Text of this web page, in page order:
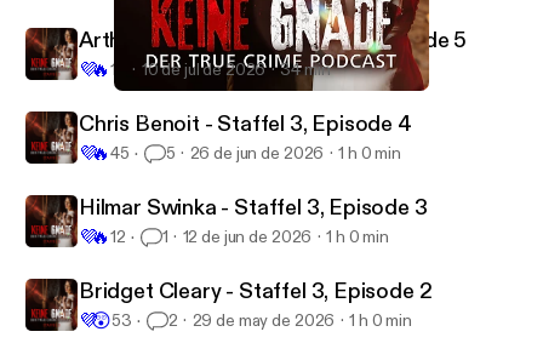
Keine Gnade
Arthur Shawcross - Staffel 3, Episode 5
💜🔥13 10 de jul de 2026 34 min
Chris Benoit - Staffel 3, Episode 4
💜🔥45 5 26 de jun de 2026 1 h 0 min
Hilmar Swinka - Staffel 3, Episode 3
💜🔥12 1 12 de jun de 2026 1 h 0 min
Bridget Cleary - Staffel 3, Episode 2
💜😲53 2 29 de may de 2026 1 h 0 min